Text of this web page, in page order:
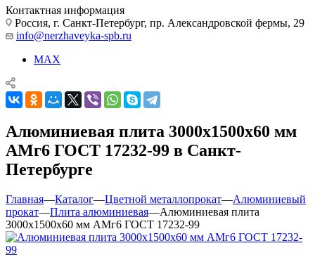
Контактная информация
Россия, г. Санкт-Петербург, пр. Александровской фермы, 29
info@nerzhaveyka-spb.ru
MAX
Алюминиевая плита 3000х1500х60 мм
АМг6 ГОСТ 17232-99 в Санкт-
Петербурге
Главная—Каталог—Цветной металлопрокат—Алюминиевый
прокат—Плита алюминиевая—Алюминиевая плита
3000х1500х60 мм АМг6 ГОСТ 17232-99